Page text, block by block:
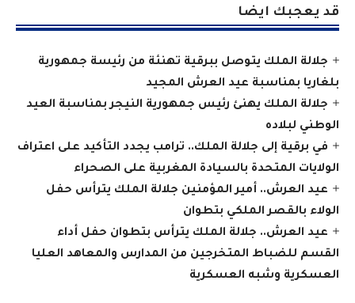
قد يعجبك ايضا
جلالة الملك يتوصل ببرقية تهنئة من رئيسة جمهورية
بلغاريا بمناسبة عيد العرش المجيد
جلالة الملك يهنئ رئيس جمهورية النيجر بمناسبة العيد
الوطني لبلاده
في برقية إلى جلالة الملك.. ترامب يجدد التأكيد على اعتراف
الولايات المتحدة بالسيادة المغربية على الصحراء
عيد العرش.. أمير المؤمنين جلالة الملك يترأس حفل
الولاء بالقصر الملكي بتطوان
عيد العرش.. جلالة الملك يترأس بتطوان حفل أداء
القسم للضباط المتخرجين من المدارس والمعاهد العليا
العسكرية وشبه العسكرية